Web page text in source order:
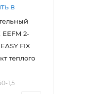
EEFM 2-
FIX
теплого
1,5